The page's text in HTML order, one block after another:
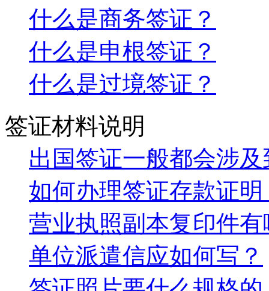
什么是商务签证？
什么是申根签证？
什么是过境签证？
签证材料说明
出国签证一般都会涉
如何办理签证存款证明
营业执照副本复印件
单位派遣信应如何写？